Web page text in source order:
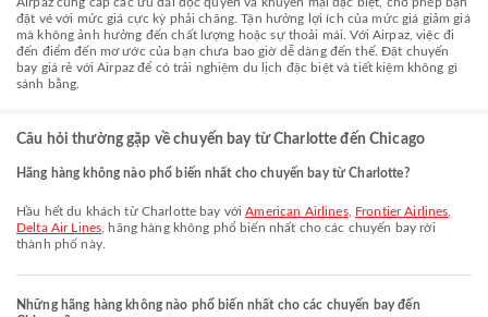
đặt vé với mức giá cực kỳ phải chăng. Tận hưởng lợi ích của mức giá giảm giá
mà không ảnh hưởng đến chất lượng hoặc sự thoải mái. Với Airpaz, việc đi
đến điểm đến mơ ước của bạn chưa bao giờ dễ dàng đến thế. Đặt chuyến
bay giá rẻ với Airpaz để có trải nghiệm du lịch đặc biệt và tiết kiệm không gì
sánh bằng.
Câu hỏi thường gặp về chuyến bay từ Charlotte đến Chicago
Hãng hàng không nào phổ biến nhất cho chuyến bay từ Charlotte?
Hầu hết du khách từ Charlotte bay vớiAmerican Airlines, Frontier Airlines
Delta Air Lines , hãng hàng không phổ biến nhất cho các chuyến bay rời
thành phố này.
Những hãng hàng không nào phổ biến nhất cho các chuyến bay đến